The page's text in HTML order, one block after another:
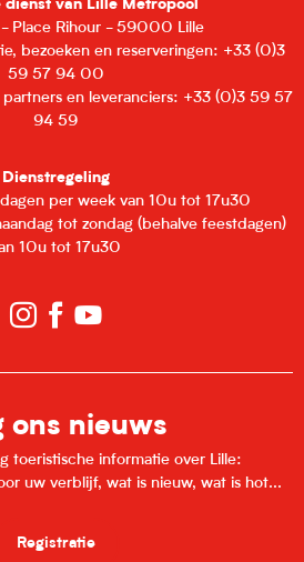
dienst van Lille Metropool
- Place Rihour - 59000 Lille
bezoeken en reserveringen: +33 (0)3
59 57 94 00
en leveranciers: +33 (0)3 59 57
94 59
Dienstregeling
per week van 10u tot 17u30
tot zondag (behalve feestdagen)
10u tot 17u30
ons nieuws
toeristische informatie over Lille:
uw verblijf, wat is nieuw, wat is hot...
Registratie